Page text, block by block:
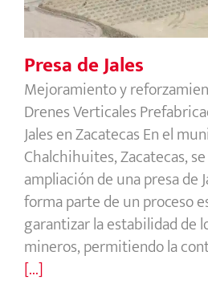
Presa de Jales
Mejoramiento y
Drenes Verticales
Jales en Zacatecas En el
Chalchihuites, Zacatecas,
ampliación de una presa de
forma parte de un proceso
garantizar la estabilidad de
mineros, permitiendo la
[...]